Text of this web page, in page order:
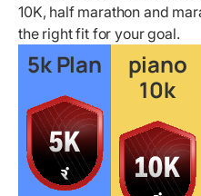
10K, half marathon and
the right fit for your goal.
5k Plan
piano
10k